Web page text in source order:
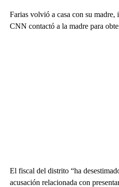
Farias volvió a casa con su
CNN contactó a la madre para
El fiscal del distrito “ha
acusación relacionada con